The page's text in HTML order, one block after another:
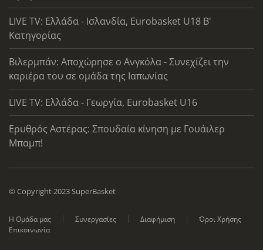
LIVE TV: Ελλάδα - Ισλανδία, Eurobasket U18 Β'
Κατηγορίας
Βιλερμπάν: Αποχώρησε ο Ανγκόλα - Συνεχίζει την
καριέρα του σε ομάδα της Ιαπωνίας
LIVE TV: Ελλάδα - Γεωργία, Eurobasket U16
Ερυθρός Αστέρας: Σπουδαία κίνηση με Γουάιλερ
Μπαμπ!
© Copyright 2023 SuperBasket
Η Ομάδα μας Συνεργασίες Διαφήμιση
Όροι Χρήσης
Επικοινωνία